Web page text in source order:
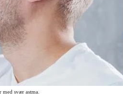
svær astma.